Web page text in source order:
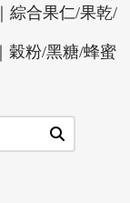
綜合果仁/果乾/
穀粉/黑糖/蜂蜜